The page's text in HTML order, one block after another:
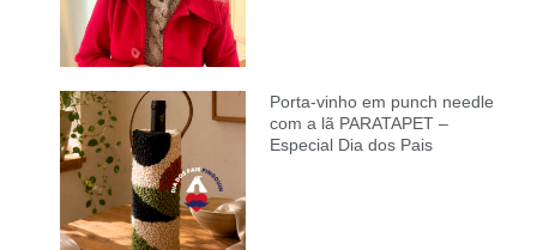
Porta-vinho em punch needle
com a lã PARATAPET –
Especial Dia dos Pais